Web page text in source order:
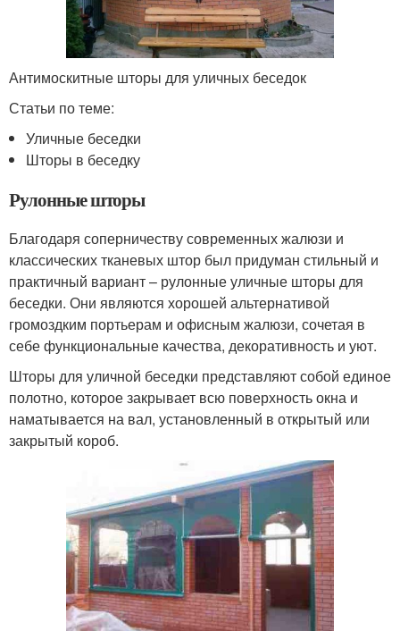
Антимоскитные шторы для уличных беседок
Статьи по теме:
Уличные беседки
Шторы в беседку
Рулонные шторы
Благодаря соперничеству современных жалюзи и
классических тканевых штор был придуман стильный и
практичный вариант – рулонные уличные шторы для
беседки. Они являются хорошей альтернативой
громоздким портьерам и офисным жалюзи, сочетая в
себе функциональные качества, декоративность и уют.
Шторы для уличной беседки представляют собой единое
полотно, которое закрывает всю поверхность окна и
наматывается на вал, установленный в открытый или
закрытый короб.